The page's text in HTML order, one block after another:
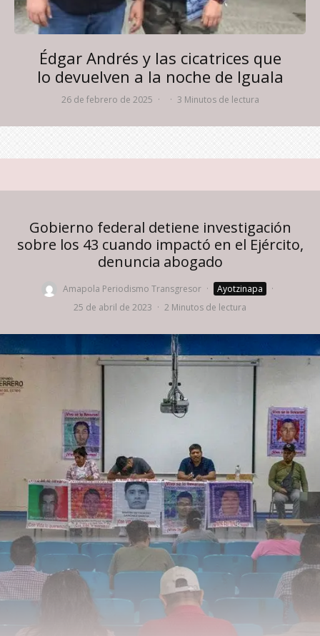
Édgar Andrés y las cicatrices que
lo devuelven a la noche de Iguala
26 de febrero de 2025 · · 3 Minutos de lectura
Gobierno federal detiene investigación
sobre los 43 cuando impactó en el Ejército,
denuncia abogado
Amapola Periodismo Transgresor · Ayotzinapa
·
25 de abril de 2023 · 2 Minutos de lectura